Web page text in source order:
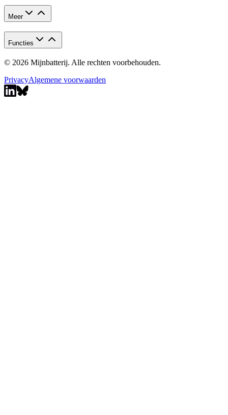
Meer
Functies
© 2026 Mijnbatterij. Alle rechten voorbehouden.
PrivacyAlgemene voorwaarden